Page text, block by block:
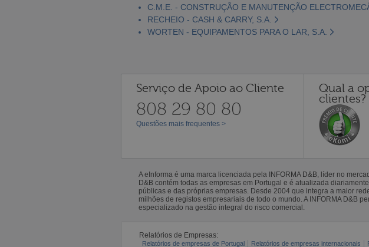
C.M.E. - CONSTRUÇÃO E MANUTENÇÃO
RECHEIO - CASH & CARRY, S.A.
WORTEN - EQUIPAMENTOS PARA O LAR, S.A.
Serviço de Apoio ao Cliente
808 29 80 80
Questões mais frequentes >
Qual a
clientes?
A eInforma é uma marca licenciada pela INFORMA D&B, líder no
D&B contém todas as empresas em Portugal e é atualizada
públicas e das próprias empresas. Desde 2004 que integra a maior
milhões de registos empresariais de todo o mundo. A INFORMA D&B
especializado na gestão integral do risco comercial.
Relatórios de Empresas:
Relatórios de empresas de Portugal Relatórios de empresas internacionais